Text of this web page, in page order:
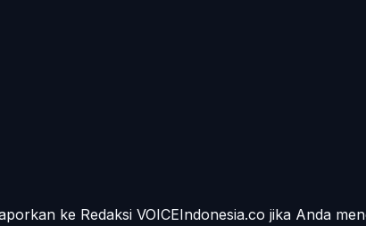
ke Redaksi VOICEIndonesia.co jika Anda